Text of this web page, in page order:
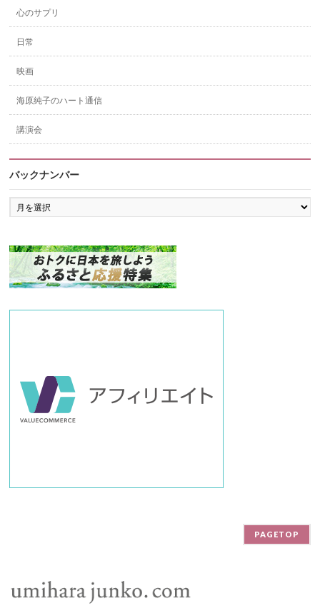
心のサプリ
日常
映画
海原純子のハート通信
講演会
バックナンバー
バ
ッ
ン
バ
ー
PAGETOP